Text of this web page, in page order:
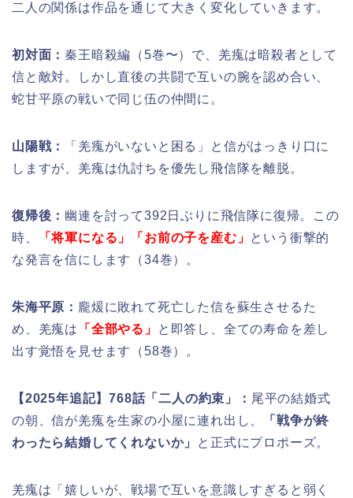
二人の関係は作品を通じて大きく変化していきます。
初対面： 秦王暗殺編（5巻〜）で、羌瘣は暗殺者として
信と敵対。しかし直後の共闘で互いの腕を認め合い、
蛇甘平原の戦いで同じ伍の仲間に。
山陽戦：
「羌瘣がいないと困る」と信がはっきり口に
しますが、羌瘣は仇討ちを優先し飛信隊を離脱。
復帰後： 幽連を討って392日ぶりに飛信隊に復帰。この
時、
「将軍になる」「お前の子を産む」 という衝撃的
な発言を信にします（34巻）。
朱海平原： 龐煖に敗れて死亡した信を蘇生させるた
め、羌瘣は
「全部やる」
と即答し、全ての寿命を差し
出す覚悟を見せます（58巻）。
【2025年追記】768話「二人の約束」： 尾平の結婚式
の朝、信が羌瘣を生家の小屋に連れ出し、
「戦争が終
わったら結婚してくれないか」
と正式にプロポーズ。
羌瘣は「嬉しいが、戦場で互いを意識しすぎると弱く